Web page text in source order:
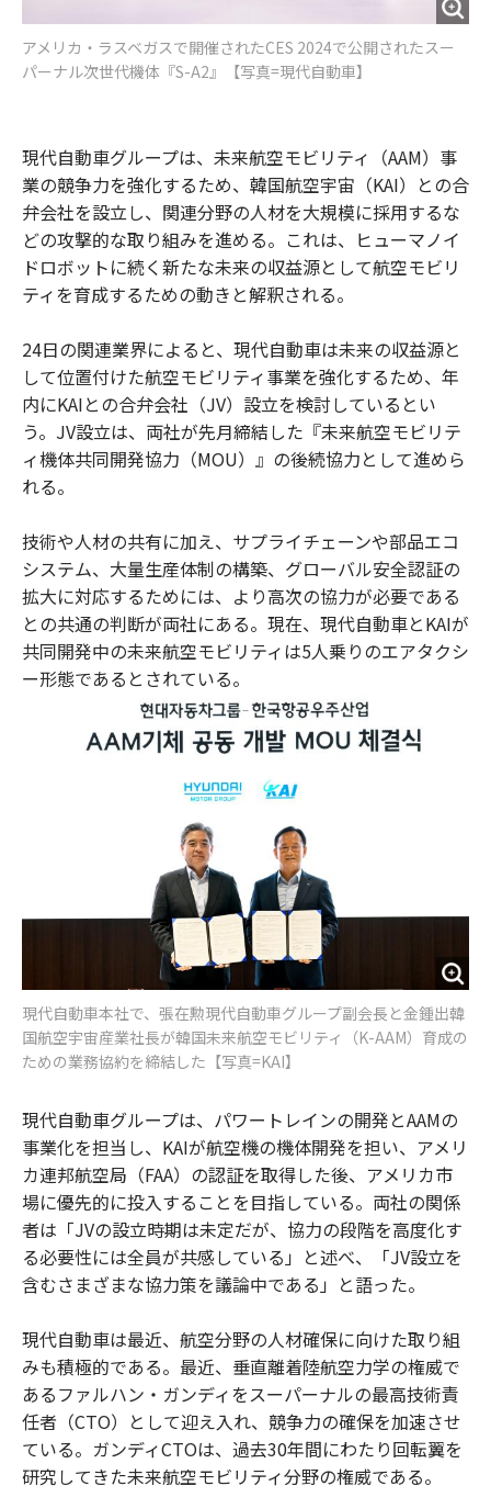
アメリカ・ラスベガスで開催されたCES 2024で公開されたスー
パーナル次世代機体『S-A2』【写真=現代自動車】
現代自動車グループは、未来航空モビリティ（AAM）事
業の競争力を強化するため、韓国航空宇宙（KAI）との合
弁会社を設立し、関連分野の人材を大規模に採用するな
どの攻撃的な取り組みを進める。これは、ヒューマノイ
ドロボットに続く新たな未来の収益源として航空モビリ
ティを育成するための動きと解釈される。
24日の関連業界によると、現代自動車は未来の収益源と
して位置付けた航空モビリティ事業を強化するため、年
内にKAIとの合弁会社（JV）設立を検討しているとい
う。JV設立は、両社が先月締結した『未来航空モビリテ
ィ機体共同開発協力（MOU）』の後続協力として進めら
れる。
技術や人材の共有に加え、サプライチェーンや部品エコ
システム、大量生産体制の構築、グローバル安全認証の
拡大に対応するためには、より高次の協力が必要である
との共通の判断が両社にある。現在、現代自動車とKAIが
共同開発中の未来航空モビリティは5人乗りのエアタクシ
ー形態であるとされている。
現代自動車本社で、張在勲現代自動車グループ副会長と金鍾出韓
国航空宇宙産業社長が韓国未来航空モビリティ（K-AAM）育成の
ための業務協約を締結した【写真=KAI】
現代自動車グループは、パワートレインの開発とAAMの
事業化を担当し、KAIが航空機の機体開発を担い、アメリ
カ連邦航空局（FAA）の認証を取得した後、アメリカ市
場に優先的に投入することを目指している。両社の関係
者は「JVの設立時期は未定だが、協力の段階を高度化す
る必要性には全員が共感している」と述べ、「JV設立を
含むさまざまな協力策を議論中である」と語った。
現代自動車は最近、航空分野の人材確保に向けた取り組
みも積極的である。最近、垂直離着陸航空力学の権威で
あるファルハン・ガンディをスーパーナルの最高技術責
任者（CTO）として迎え入れ、競争力の確保を加速させ
ている。ガンディCTOは、過去30年間にわたり回転翼を
研究してきた未来航空モビリティ分野の権威である。